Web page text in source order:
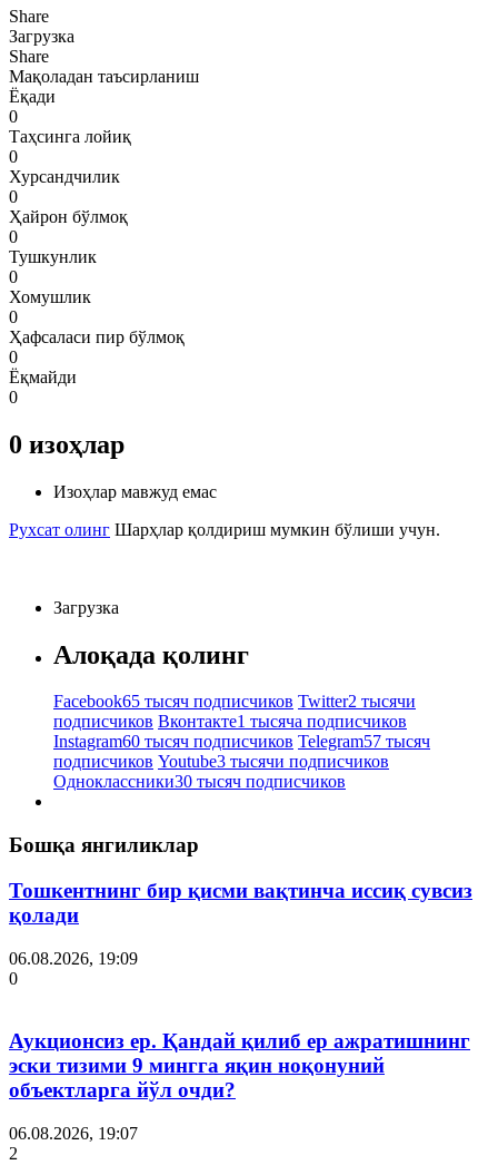
Share
Загрузка
Share
Мақоладан таъсирланиш
Ёқади
0
Таҳсинга лойиқ
0
Хурсандчилик
0
Ҳайрон бўлмоқ
0
Тушкунлик
0
Хомушлик
0
Ҳафсаласи пир бўлмоқ
0
Ёқмайди
0
0 изоҳлар
Изоҳлар мавжуд емас
Рухсат олинг Шарҳлар қолдириш мумкин бўлиши учун.
Загрузка
Алоқада қолинг
Facebook65 тысяч подписчиков Twitter2 тысячи
подписчиков Вконтакте1 тысяча подписчиков
Instagram60 тысяч подписчиков Telegram57 тысяч
подписчиков Youtube3 тысячи подписчиков
Одноклассники30 тысяч подписчиков
Бошқа янгиликлар
Тошкентнинг бир қисми вақтинча иссиқ сувсиз
қолади
06.08.2026, 19:09
0
Аукционсиз ер. Қандай қилиб ер ажратишнинг
эски тизими 9 мингга яқин ноқонуний
объектларга йўл очди?
06.08.2026, 19:07
2